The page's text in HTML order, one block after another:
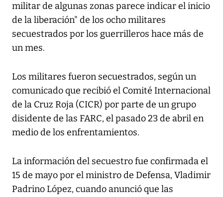
militar de algunas zonas parece indicar el inicio
de la liberación" de los ocho militares
secuestrados por los guerrilleros hace más de
un mes.
Los militares fueron secuestrados, según un
comunicado que recibió el Comité Internacional
de la Cruz Roja (CICR) por parte de un grupo
disidente de las FARC, el pasado 23 de abril en
medio de los enfrentamientos.
La información del secuestro fue confirmada el
15 de mayo por el ministro de Defensa, Vladimir
Padrino López, cuando anunció que las